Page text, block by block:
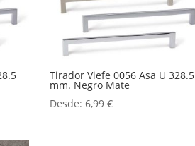
Tirador Viefe 0056 Asa U 328.5
mm. Negro Mate
Desde:6,99€